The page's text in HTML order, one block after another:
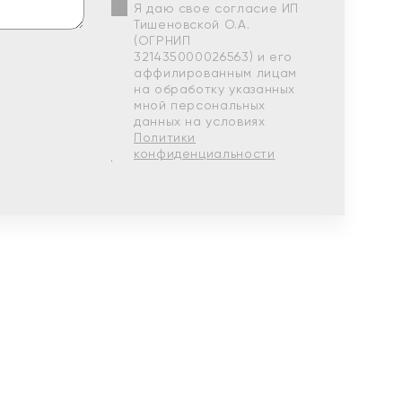
Я даю свое согласие ИП
Тишеновской О.А.
(ОГРНИП
321435000026563) и его
аффилированным лицам
на обработку указанных
мной персональных
данных на условиях
Политики
конфиденциальности